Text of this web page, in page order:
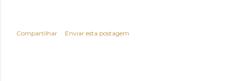
Compartilhar Enviar esta postagem